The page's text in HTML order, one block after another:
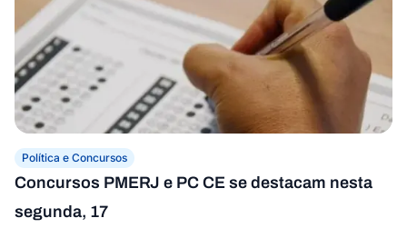
Política e Concursos
Concursos PMERJ e PC CE se destacam nesta
segunda, 17